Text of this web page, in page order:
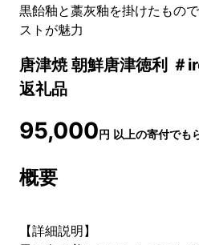
黒飴釉と藁灰釉を掛けたもの
ストが魅力
唐津焼 朝鮮唐津徳利 ＃
返礼品
95,000円 以上の寄付でも
概要
【詳細説明】